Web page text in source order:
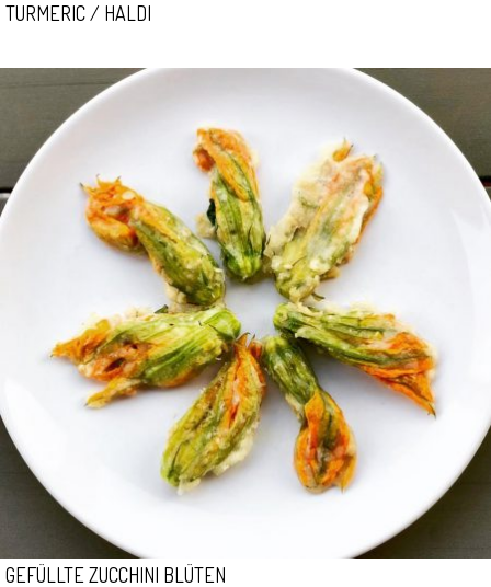
TURMERIC / HALDI
GEFÜLLTE ZUCCHINI BLÜTEN